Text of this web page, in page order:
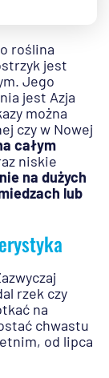
roślina
jest
Jego
jest Azja
można
czy w Nowej
całym
niskie
na dużych
lub
rzek czy
na
chwastu
od lipca